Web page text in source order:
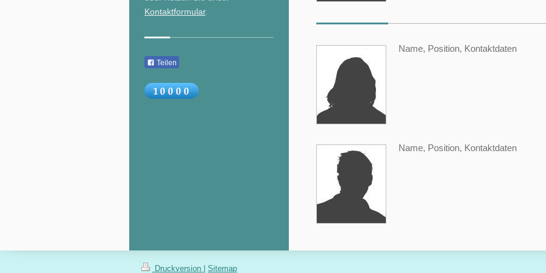
Name, Position, Kontaktdaten
Name, Position, Kontaktdaten
Kontaktformular.
Teilen
Druckversion Sitemap